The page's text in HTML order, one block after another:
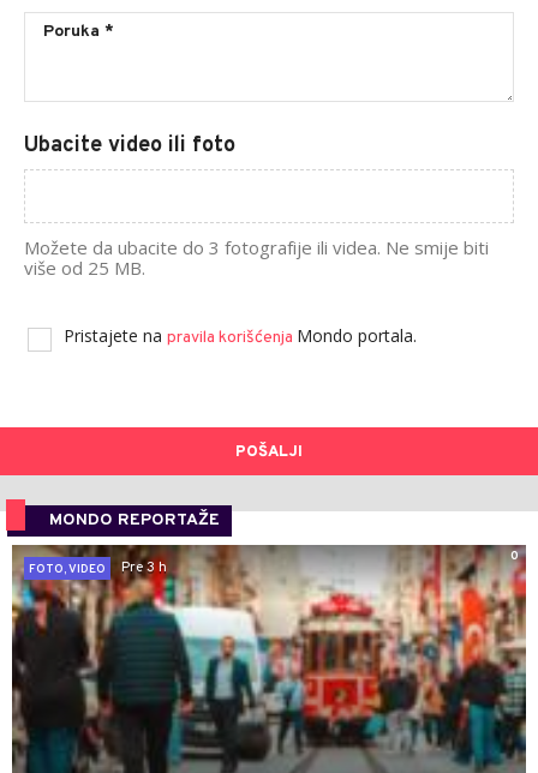
Ubacite video ili foto
Možete da ubacite do 3 fotografije ili videa. Ne smije biti
više od 25 MB.
Pristajete na pravila korišćenja Mondo portala.
POŠALJI
MONDO REPORTAŽE
0
FOTO, VIDEO
Pre 3 h